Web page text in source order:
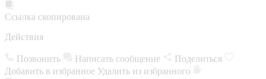
Ссылка скопирована
Действия
Позвонить Написать сообщение
Поделиться
Добавить в избранное Удалить из избранного